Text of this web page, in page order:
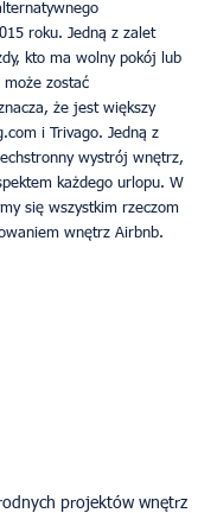
roku. Jedną z zalet
kto ma wolny pokój lub
może zostać
że ​​jest większy
i Trivago. Jedną z
wystrój wnętrz,
każdego urlopu. W
się wszystkim rzeczom
wnętrz Airbnb.
projektów wnętrz